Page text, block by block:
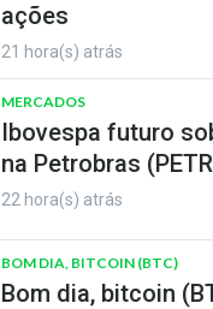
ações
21 hora(s) atrás
MERCADOS
Ibovespa futuro
na Petrobras
22 hora(s) atrás
BOM DIA, BITCOIN (BTC)
Bom dia, bitcoin